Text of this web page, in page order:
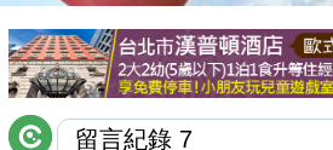
推薦景點
討論區